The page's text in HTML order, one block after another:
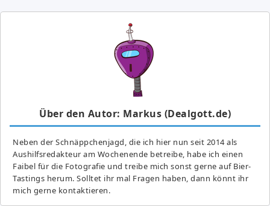
Über den Autor: Markus (Dealgott.de)
Neben der Schnäppchenjagd, die ich hier nun seit 2014 als
Aushilfsredakteur am Wochenende betreibe, habe ich einen
Faibel für die Fotografie und treibe mich sonst gerne auf Bier-
Tastings herum. Solltet ihr mal Fragen haben, dann könnt ihr
mich gerne kontaktieren.